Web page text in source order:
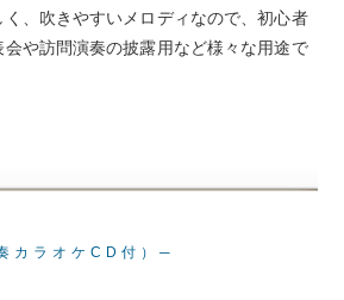
、吹きやすいメロディなので、初心者
や訪問演奏の披露用など様々な用途で
カラオケCD付）─